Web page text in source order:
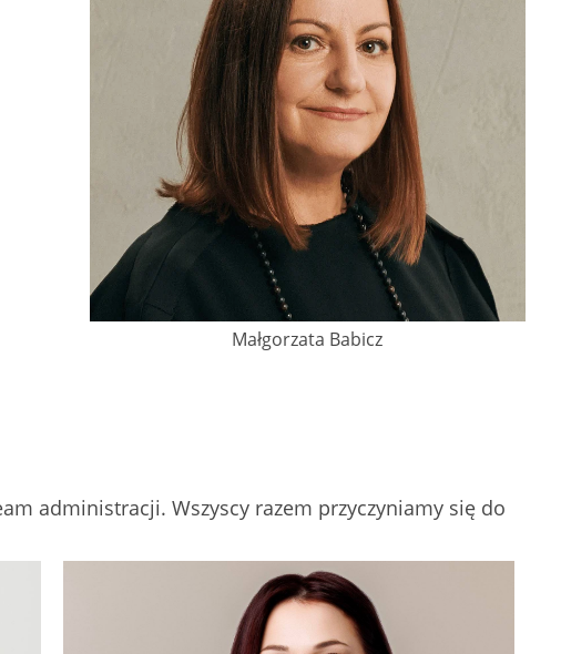
Małgorzata Babicz
administracji. Wszyscy razem przyczyniamy się do